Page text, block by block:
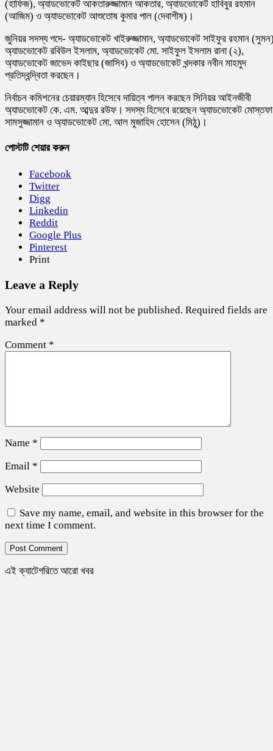
(হাফিজ), অ্যাডভোকেট আকতারুজ্জামান আকতার, অ্যাডভোকেট হাবিবুর রহমান
(আজিম) ও অ্যাডভোকেট আশুতোষ কুমার পাল (দেবাশীষ)।
জুনিয়র সদস্য পদে- অ্যাডভোকেট খাইরুজ্জামান, অ্যাডভোকেট সাইফুর রহমান
অ্যাডভোকেট রবিউল ইসলাম, অ্যাডভোকেট মো. সাইফুল ইসলাম রানা (২),
অ্যাডভোকেট জাভেদ কাইছার (জাসিব) ও অ্যাডভোকেট খন্দকার নবীন মাহমুদ
প্রতিদ্বন্দ্বিতা করছেন।
নির্বাচন কমিশনের চেয়ারম্যান হিসেবে দায়িত্ব পালন করছেন সিনিয়র আইনজীবী
অ্যাডভোকেট কে. এম. আব্দুর রউফ। সদস্য হিসেবে রয়েছেন অ্যাডভোকেট মোস্তফা
সামসুজ্জামান ও অ্যাডভোকেট মো. আল মুজাহিদ হোসেন (মিঠু)।
পোস্টটি শেয়ার করুন
Facebook
Twitter
Digg
Linkedin
Reddit
Google Plus
Pinterest
Print
Leave a Reply
Your email address will not be published. Required fields are
marked *
Comment *
Name *
Email *
Website
Save my name, email, and website in this browser for the
next time I comment.
এই ক্যাটেগরিতে আরো খবর